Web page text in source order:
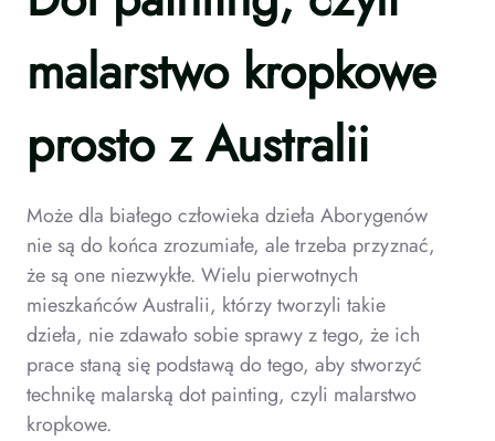
malarstwo kropkowe
prosto z Australii
Może dla białego człowieka dzieła Aborygenów
nie są do końca zrozumiałe, ale trzeba przyznać,
że są one niezwykłe. Wielu pierwotnych
mieszkańców Australii, którzy tworzyli takie
dzieła, nie zdawało sobie sprawy z tego, że ich
prace staną się podstawą do tego, aby stworzyć
technikę malarską dot painting, czyli malarstwo
kropkowe.